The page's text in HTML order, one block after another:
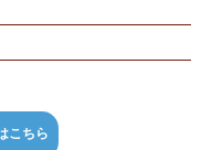
こちら